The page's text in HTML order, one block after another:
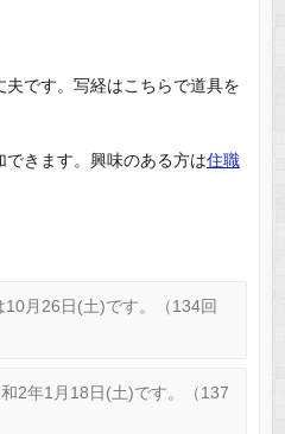
夫です。写経はこちらで道具を
きます。興味のある方は住職
月26日(土)です。（134回
2年1月18日(土)です。（137